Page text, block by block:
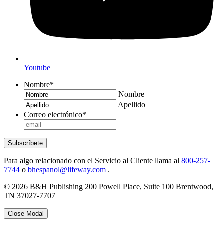
Youtube
Nombre*
Nombre
Apellido
Correo electrónico*
Subscríbete
Para algo relacionado con el Servicio al Cliente llama al 800-257-
7744 o bhespanol@lifeway.com .
© 2026 B&H Publishing 200 Powell Place, Suite 100 Brentwood,
TN 37027-7707
Close Modal